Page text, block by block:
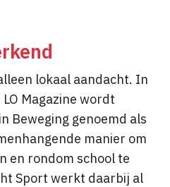
lokaal aandacht. In
Magazine wordt
Beweging genoemd als
manier om
en rondom school te
Sport werkt daarbij al